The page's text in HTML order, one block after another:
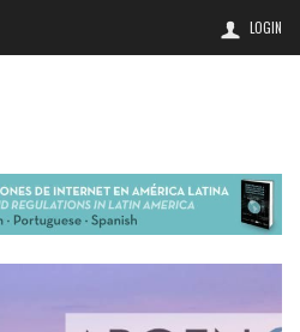
LOGIN